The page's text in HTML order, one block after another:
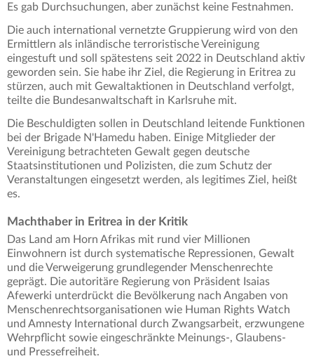
Es gab Durchsuchungen, aber zunächst keine Festnahmen.
Die auch international vernetzte Gruppierung wird von den
Ermittlern als inländische terroristische Vereinigung
eingestuft und soll spätestens seit 2022 in Deutschland aktiv
geworden sein. Sie habe ihr Ziel, die Regierung in Eritrea zu
stürzen, auch mit Gewaltaktionen in Deutschland verfolgt,
teilte die Bundesanwaltschaft in Karlsruhe mit.
Die Beschuldigten sollen in Deutschland leitende Funktionen
bei der Brigade N'Hamedu haben. Einige Mitglieder der
Vereinigung betrachteten Gewalt gegen deutsche
Staatsinstitutionen und Polizisten, die zum Schutz der
Veranstaltungen eingesetzt werden, als legitimes Ziel, heißt
es.
Machthaber in Eritrea in der Kritik
Das Land am Horn Afrikas mit rund vier Millionen
Einwohnern ist durch systematische Repressionen, Gewalt
und die Verweigerung grundlegender Menschenrechte
geprägt. Die autoritäre Regierung von Präsident Isaias
Afewerki unterdrückt die Bevölkerung nach Angaben von
Menschenrechtsorganisationen wie Human Rights Watch
und Amnesty International durch Zwangsarbeit, erzwungene
Wehrpflicht sowie eingeschränkte Meinungs-, Glaubens-
und Pressefreiheit.